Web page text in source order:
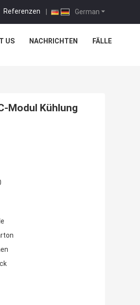
German
Referenzen |
US NACHRICHTEN FÄLLE
Modul Kühlung